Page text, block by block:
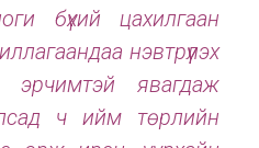
бүхий цахилгаан
нэвтрүүлэх
эрчимтэй явагдаж
ч ийм төрлийн